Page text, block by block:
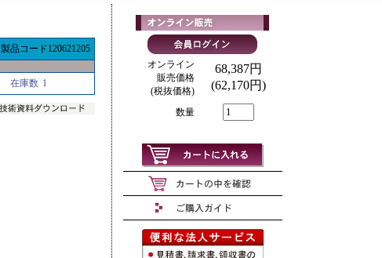
製品コード120621205
在庫数 1
オンライン
販売価格
(税抜価格)
68,387円
(62,170円)
数量